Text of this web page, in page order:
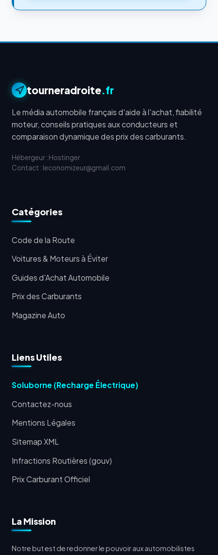
tourneradroite.fr
Le média automobile français d'aide à l'achat, fiabilité
moteur, conseils pratiques aux conducteurs et
comparaison dynamique des prix des carburants.
Hébergeur : Hostinger
Contact : leconomizeur@gmail.com
Catégories
Code de la Route
Voitures & Moteurs à Éviter
Guides d'Achat Automobile
Prix des Carburants
Magazine Auto
Liens Utiles
Soluborne (Recharge Électrique)
Contactez-nous
Mentions Légales
Sitemap XML
Infractions Routières (gouv)
Prix Carburant Officiel
La Mission
Notre but est de redonner le pouvoir aux automobilistes